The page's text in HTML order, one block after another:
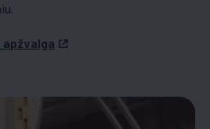
apžvalga